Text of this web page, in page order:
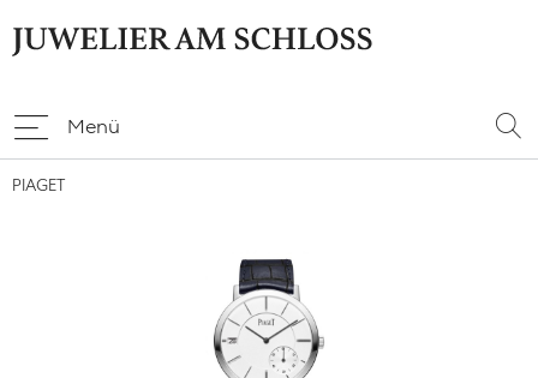
Menü
PIAGET